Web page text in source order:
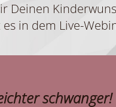
Deinen
in dem Live-
schwanger!